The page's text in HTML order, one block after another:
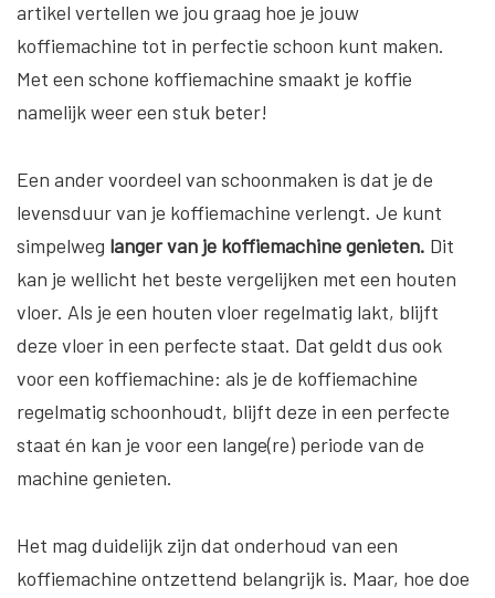
artikel vertellen we jou graag hoe je jouw
koffiemachine tot in perfectie schoon kunt maken.
Met een schone koffiemachine smaakt je koffie
namelijk weer een stuk beter!
Een ander voordeel van schoonmaken is dat je de
levensduur van je koffiemachine verlengt. Je kunt
simpelweg langer van je koffiemachine genieten. Dit
kan je wellicht het beste vergelijken met een houten
vloer. Als je een houten vloer regelmatig lakt, blijft
deze vloer in een perfecte staat. Dat geldt dus ook
voor een koffiemachine: als je de koffiemachine
regelmatig schoonhoudt, blijft deze in een perfecte
staat én kan je voor een lange(re) periode van de
machine genieten.
Het mag duidelijk zijn dat onderhoud van een
koffiemachine ontzettend belangrijk is. Maar, hoe doe